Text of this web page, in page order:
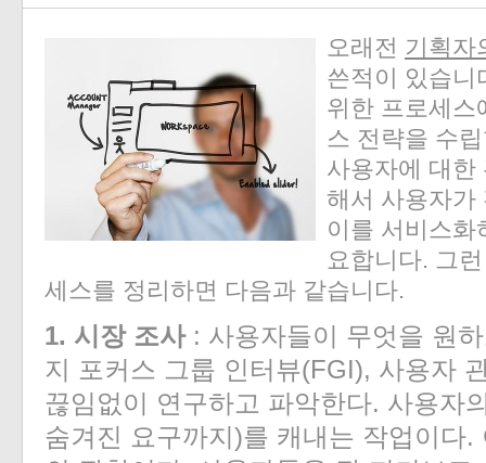
오래전 기획자
쓴적이 있습니
위한 프로세스
스 전략을 수
사용자에 대한
해서 사용자가
이를 서비스화
요합니다. 그
세스를 정리하면 다음과 같습니다.
1. 시장 조사 : 사용자들이 무엇을 원
지 포커스 그룹 인터뷰(FGI), 사용자
끊임없이 연구하고 파악한다. 사용자
숨겨진 요구까지)를 캐내는 작업이다